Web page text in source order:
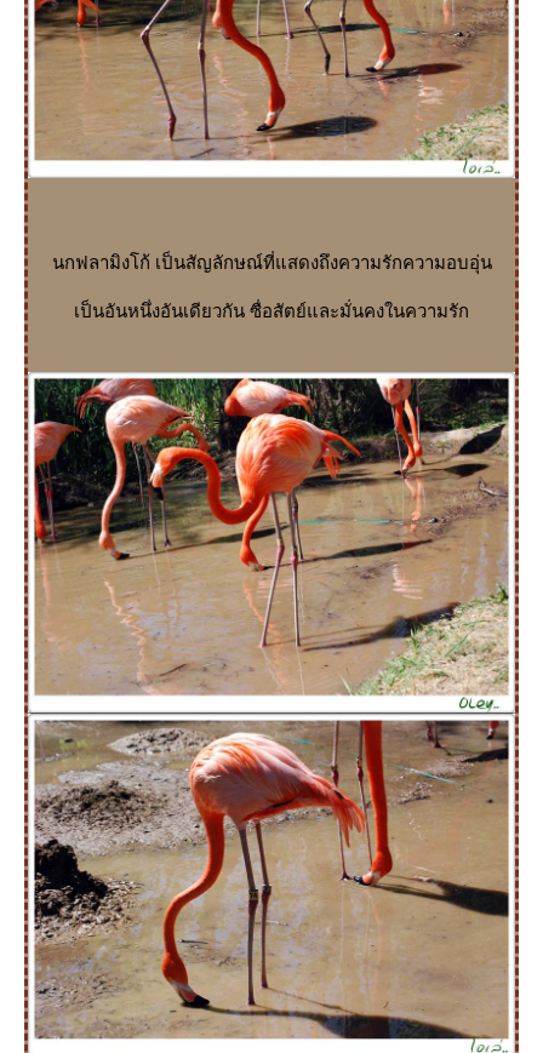
นกฟลามิงโก้ เป็นสัญลักษณ์ที่แสดงถึงความรักความอบอุ่น
เป็นอันหนึ่งอันเดียวกัน ซื่อสัตย์และมั่นคงในความรัก